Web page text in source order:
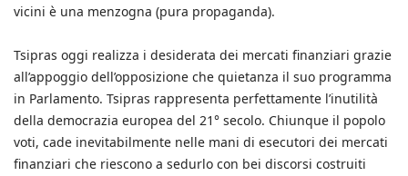
vicini è una menzogna (pura propaganda).
Tsipras oggi realizza i desiderata dei mercati finanziari grazie
all’appoggio dell’opposizione che quietanza il suo programma
in Parlamento. Tsipras rappresenta perfettamente l’inutilità
della democrazia europea del 21° secolo. Chiunque il popolo
voti, cade inevitabilmente nelle mani di esecutori dei mercati
finanziari che riescono a sedurlo con bei discorsi costruiti